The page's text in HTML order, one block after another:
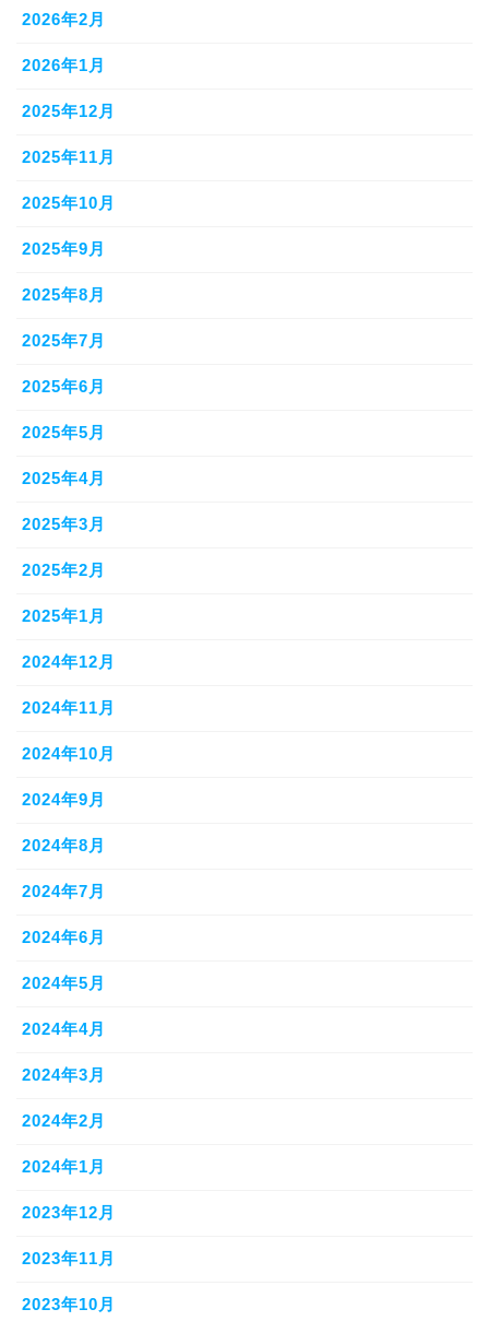
2026年2月
2026年1月
2025年12月
2025年11月
2025年10月
2025年9月
2025年8月
2025年7月
2025年6月
2025年5月
2025年4月
2025年3月
2025年2月
2025年1月
2024年12月
2024年11月
2024年10月
2024年9月
2024年8月
2024年7月
2024年6月
2024年5月
2024年4月
2024年3月
2024年2月
2024年1月
2023年12月
2023年11月
2023年10月